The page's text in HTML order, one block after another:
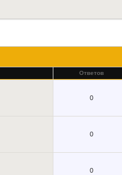
Ответов
0
0
0